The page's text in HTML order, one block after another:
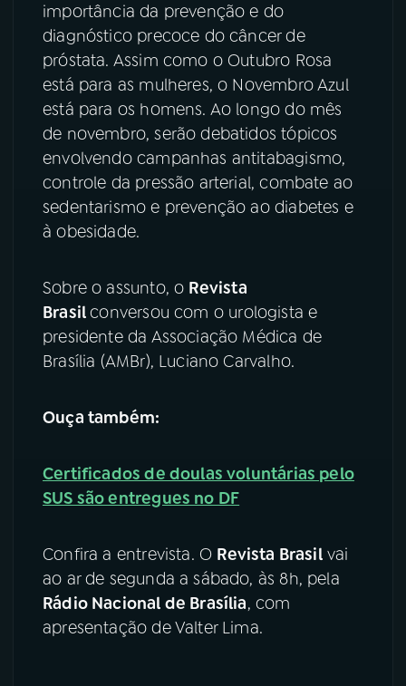
PODCASTS
06VIDEOCASTS
08FESTIVAL DE MÚSICA
YouTube Facebook
importância da prevenção e do
diagnóstico precoce do câncer de
próstata. Assim como o Outubro Rosa
está para as mulheres, o Novembro Azul
está para os homens. Ao longo do mês
de novembro, serão debatidos tópicos
envolvendo campanhas antitabagismo,
controle da pressão arterial, combate ao
sedentarismo e prevenção ao diabetes e
à obesidade.
Sobre o assunto, o Revista
Brasilconversou com o urologista e
presidente da Associação Médica de
Brasília (AMBr), Luciano Carvalho.
Ouça também:
Certificados de doulas voluntárias pelo
SUS são entregues no DF
Confira a entrevista. O Revista Brasilvai
ao ar de segunda a sábado, às 8h, pela
Rádio Nacional de Brasília, com
apresentação de Valter Lima.